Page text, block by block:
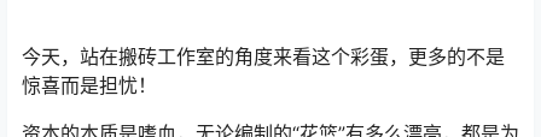
今天，站在搬砖工作室的角度来看这个彩蛋，更多的不是
惊喜而是担忧！